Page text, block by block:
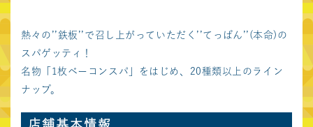
東急不動産株式会社
東急不動産SCマネジメント株式会社
熱々の’’鉄板’’で召し上がっていただく’’てっぱん’’(本命)の
スパゲッティ！
名物「1枚ベーコンスパ」をはじめ、20種類以上のライン
ナップ。